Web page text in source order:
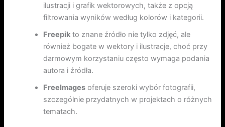
ilustracji i grafik wektorowych, także z opcją
filtrowania wyników według kolorów i kategorii.
Freepik to znane źródło nie tylko zdjęć, ale
również bogate w wektory i ilustracje, choć przy
darmowym korzystaniu często wymaga podania
autora i źródła.
FreeImages oferuje szeroki wybór fotografii,
szczególnie przydatnych w projektach o różnych
tematach.